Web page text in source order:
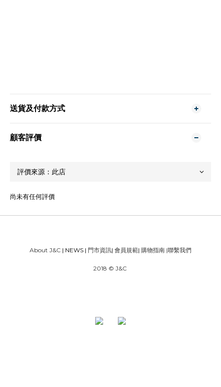
送貨及付款方式
顧客評價
尚未有任何評價
About J&C | NEWS | 門市資訊| 會員規範| 購物指南 |聯繫我們
2018 © J&C